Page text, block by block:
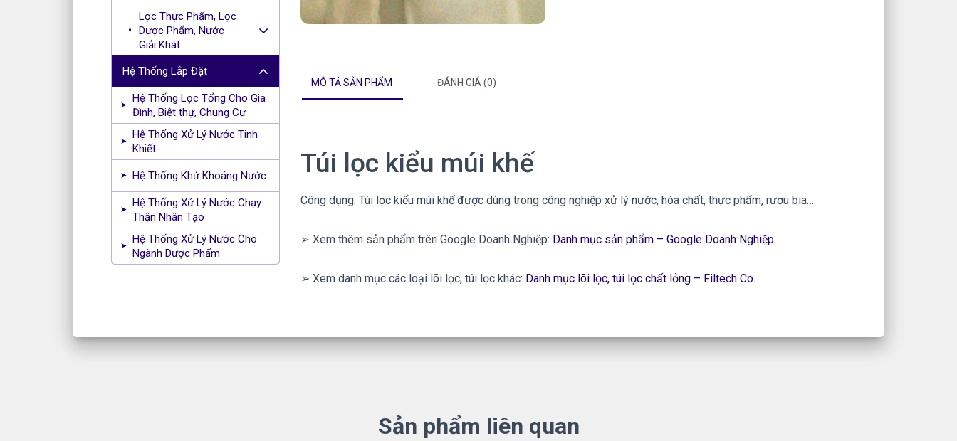
Lọc Thực Phẩm, Lọc
Dược Phẩm, Nước
Giải Khát
Hệ Thống Lắp Đặt
Hệ Thống Lọc Tổng Cho Gia
Đình, Biệt thự, Chung Cư
Hệ Thống Xử Lý Nước Tinh
Khiết
Hệ Thống Khử Khoáng Nước
Hệ Thống Xử Lý Nước Chạy
Thận Nhân Tạo
Hệ Thống Xử Lý Nước Cho
Ngành Dược Phẩm
MÔ TẢ SẢN PHẨM ĐÁNH GIÁ (0)
Túi lọc kiểu múi khế
Công dụng: Túi lọc kiểu múi khế được dùng trong công nghiệp xử lý nước, hóa chất, thực phẩm, rượu bia…
➢ Xem thêm sản phẩm trên Google Doanh Nghiệp: Danh mục sản phẩm – Google Doanh Nghiệp.
➢ Xem danh mục các loại lõi lọc, túi lọc khác: Danh mục lõi lọc, túi lọc chất lỏng – Filtech Co.
Sản phẩm liên quan